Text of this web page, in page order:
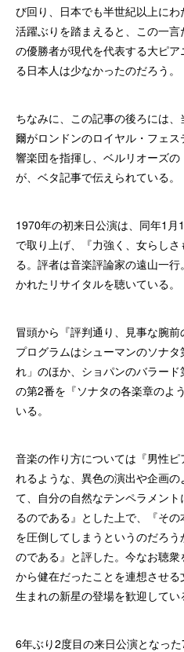
び回り、日本でも半世紀以上に
活躍ぶりを踏まえると、この一
の優勝者が現代を代表する大ピ
る日本人は少なかったのだろう。
ちなみに、この記事の後ろには
爾がロンドンのロイヤル・フェ
響楽団を指揮し、ベルリオーズ
が、ベタ記事で伝えられている。
1970年の初来日公演は、同年1
で取り上げ、『力強く、女らし
る。評者は音楽評論家の遠山一
かれたリサイタルを聴いている。
冒頭から『評判通り、見事な腕前
プログラムはシューマンのソナ
れ」のほか、ショパンのバラー
の第2番を『ソナタの各楽章のよ
いる。
音楽の作り方については『男性
れるような、異色の演出や企画
て、自分の自然なテンペラメン
るのである』とした上で、『そ
を圧倒してしまうというのだろ
のである』と評した。今なお聴
から健在だったことを連想させ
生まれの新星の登場を歓迎してい
6年ぶり2度目の来日公演となっ